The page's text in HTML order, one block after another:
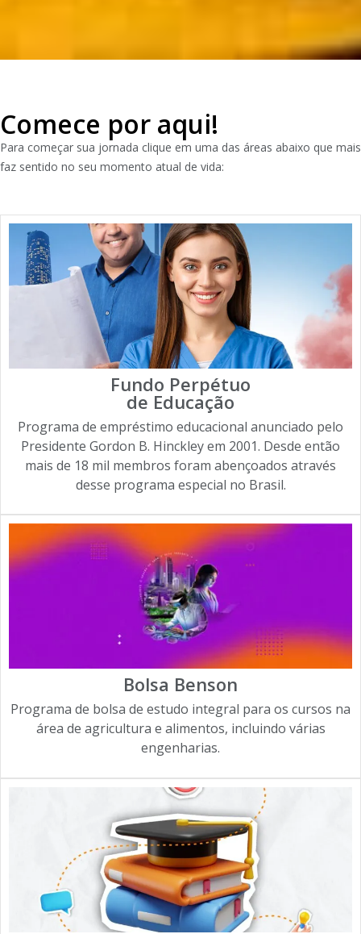
Comece por aqui!
Para começar sua jornada clique em uma das áreas abaixo que mais
faz sentido no seu momento atual de vida:
Fundo Perpétuo
de Educação
Programa de empréstimo educacional anunciado pelo
Presidente Gordon B. Hinckley em 2001. Desde então
mais de 18 mil membros foram abençoados através
desse programa especial no Brasil.
Bolsa Benson
Programa de bolsa de estudo integral para os cursos na
área de agricultura e alimentos, incluindo várias
engenharias.